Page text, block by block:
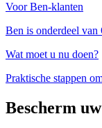
Voor Ben-klanten
Ben is onderdeel
Wat moet u nu doen?
Praktische stappen
Bescherm